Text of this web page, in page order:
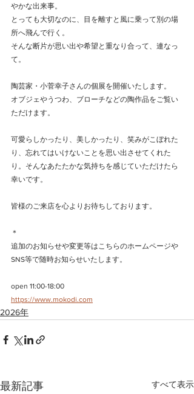
やかな出来事。
とっても大切なのに、目を離すと風に乗って別の場
所へ飛んで行く。
そんな断片が思い出や希望と重なり合って、連なっ
て。
陶芸家・小菅幸子さんの個展を開催いたします。
オブジェやうつわ、ブローチなどの陶作品をご覧い
ただけます。
可愛らしかったり、美しかったり、笑みがこぼれた
り、忘れてはいけないことを思い出させてくれた
り。そんなあたたかな気持ちを感じていただけたら
幸いです。
皆様のご来店を心よりお待ちしております。
＊
追加のお知らせや変更等はこちらのホームページや
SNS等で随時お知らせいたします。
open 11:00-18:00
https://www.mokodi.com
2026年
最新記事 すべて表示